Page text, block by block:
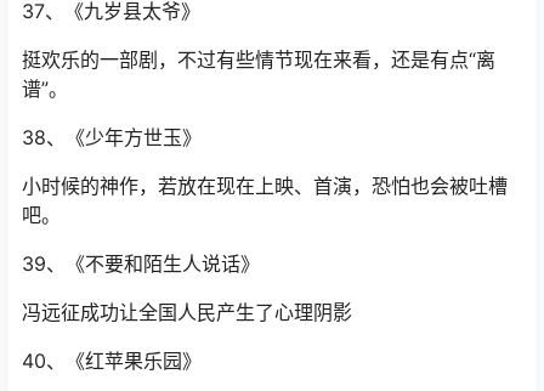
37、《九岁县太爷》
挺欢乐的一部剧，不过有些情节现在来看，还是有点“离
谱”。
38、《少年方世玉》
小时候的神作，若放在现在上映、首演，恐怕也会被吐槽
吧。
39、《不要和陌生人说话》
冯远征成功让全国人民产生了心理阴影
40、《红苹果乐园》